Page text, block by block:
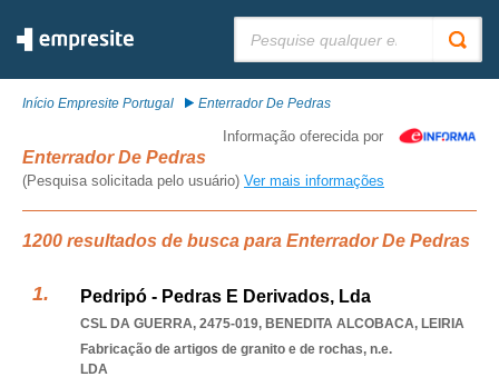
Início Empresite Portugal Enterrador De Pedras
Informação oferecida por
Enterrador De Pedras
(Pesquisa solicitada pelo usuário) Ver mais informações
1200 resultados de busca para Enterrador De Pedras
Pedripó - Pedras E Derivados, Lda
CSL DA GUERRA, 2475-019, BENEDITA ALCOBACA, LEIRIA
Fabricação de artigos de granito e de rochas, n.e.
LDA